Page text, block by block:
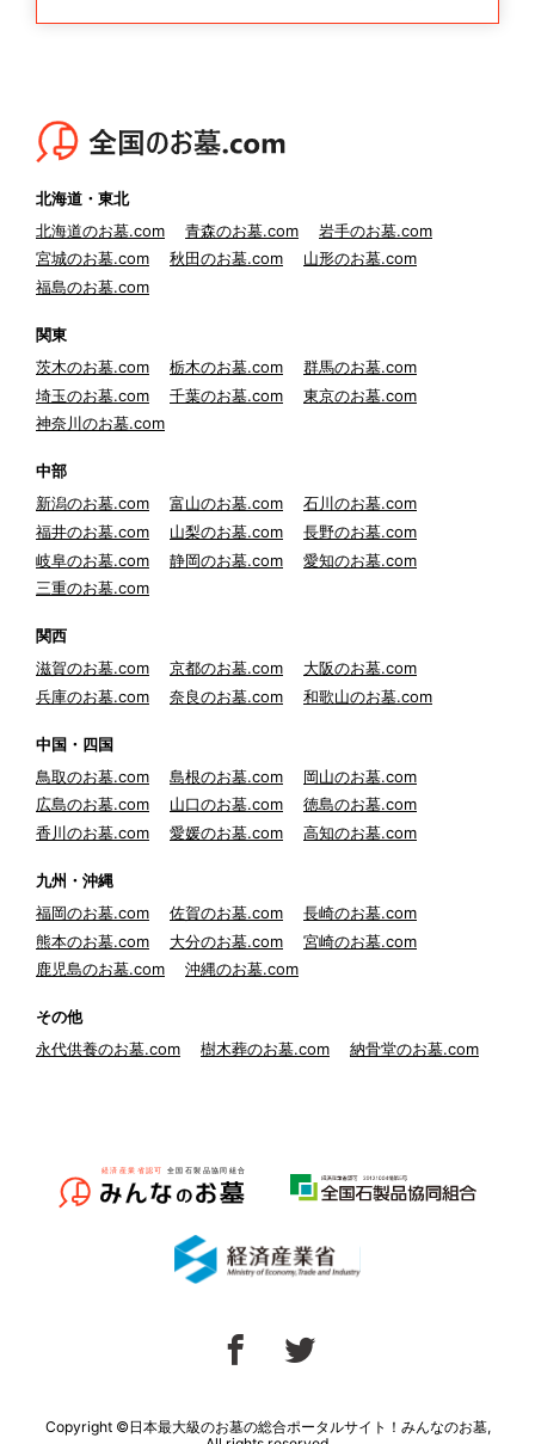
北海道・東北
北海道のお墓.com
青森のお墓.com
岩手のお墓.com
宮城のお墓.com
秋田のお墓.com
山形のお墓.com
福島のお墓.com
関東
茨木のお墓.com
栃木のお墓.com
群馬のお墓.com
埼玉のお墓.com
千葉のお墓.com
東京のお墓.com
神奈川のお墓.com
中部
新潟のお墓.com
富山のお墓.com
石川のお墓.com
福井のお墓.com
山梨のお墓.com
長野のお墓.com
岐阜のお墓.com
静岡のお墓.com
愛知のお墓.com
三重のお墓.com
関西
滋賀のお墓.com
京都のお墓.com
大阪のお墓.com
兵庫のお墓.com
奈良のお墓.com 和歌山のお墓.com
中国・四国
鳥取のお墓.com
島根のお墓.com
岡山のお墓.com
広島のお墓.com
山口のお墓.com
徳島のお墓.com
香川のお墓.com
愛媛のお墓.com 高知のお墓.com
九州・沖縄
福岡のお墓.com
佐賀のお墓.com
長崎のお墓.com
熊本のお墓.com
大分のお墓.com
宮崎のお墓.com
鹿児島のお墓.com
沖縄のお墓.com
その他
永代供養のお墓.com
樹木葬のお墓.com 納骨堂のお墓.com
Copyright ©日本最大級のお墓の総合ポータルサイト！みんなのお墓,